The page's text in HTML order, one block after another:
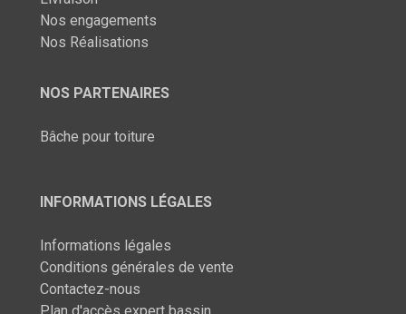
Nos engagements
Nos Réalisations
NOS PARTENAIRES
Bâche pour toiture
INFORMATIONS LÉGALES
Informations légales
Conditions générales de vente
Contactez-nous